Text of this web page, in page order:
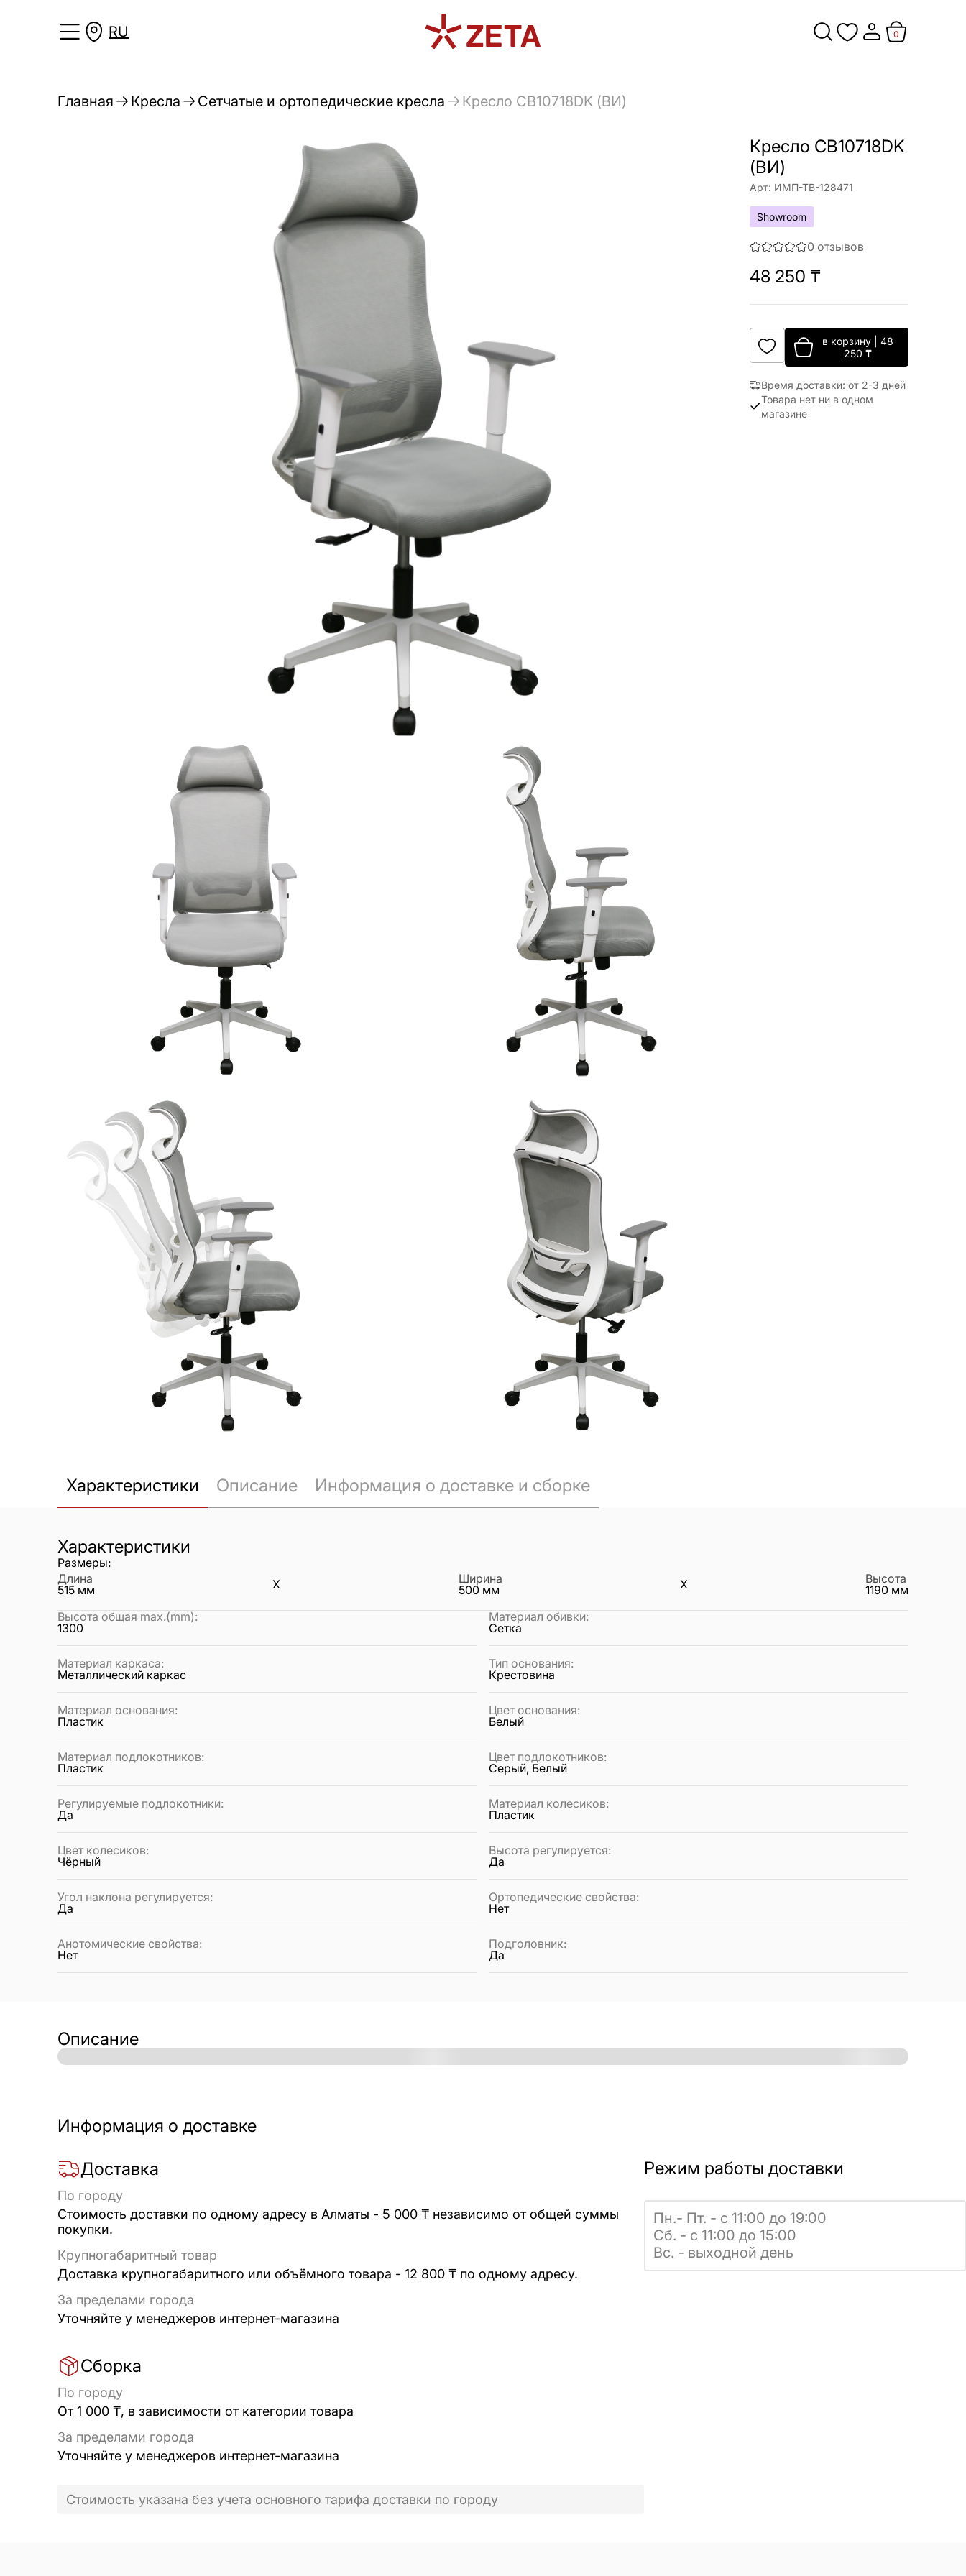
RU 0
Главная Кресла Сетчатые и ортопедические кресла Кресло CB10718DK (ВИ)
Кресло CB10718DK
(ВИ)
Арт: ИМП-ТВ-128471
Showroom
0 отзывов
48 250 ₸
в корзину |48
250 ₸
Время доставки: от 2-3 дней
Товара нет ни в одном
магазине
Характеристики Описание Информация о доставке и сборке
Характеристики
Размеры:
Длина
515 мм X
Ширина
500 мм X
Высота
1190 мм
Высота общая max.(mm):
1300
Материал обивки:
Сетка
Материал каркаса:
Металлический каркас
Тип основания:
Крестовина
Материал основания:
Пластик
Цвет основания:
Белый
Материал подлокотников:
Пластик
Цвет подлокотников:
Серый, Белый
Регулируемые подлокотники:
Да
Материал колесиков:
Пластик
Цвет колесиков:
Чёрный
Высота регулируется:
Да
Угол наклона регулируется:
Да
Ортопедические свойства:
Нет
Анотомические свойства:
Нет
Подголовник:
Да
Описание
Информация о доставке
Доставка
По городу
Стоимость доставки по одному адресу в Алматы - 5 000 ₸ независимо от общей суммы
покупки.
Крупногабаритный товар
Доставка крупногабаритного или объёмного товара - 12 800 ₸ по одному адресу.
За пределами города
Уточняйте у менеджеров интернет-магазина
Сборка
По городу
От 1 000 ₸, в зависимости от категории товара
За пределами города
Уточняйте у менеджеров интернет-магазина
Стоимость указана без учета основного тарифа доставки по городу
Режим работы доставки
Пн.- Пт. - с 11:00 до 19:00
Сб. - с 11:00 до 15:00
Вс. - выходной день